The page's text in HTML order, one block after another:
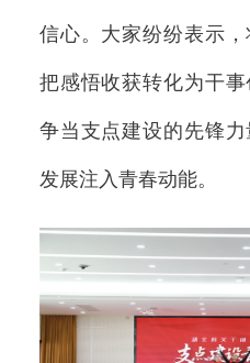
信心。大家纷纷表示，
把感悟收获转化为干
争当支点建设的先锋
发展注入青春动能。